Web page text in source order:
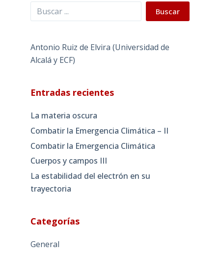
Buscar Buscar
Antonio Ruiz de Elvira (Universidad de
Alcalá y ECF)
Entradas recientes
La materia oscura
Combatir la Emergencia Climática – II
Combatir la Emergencia Climática
Cuerpos y campos III
La estabilidad del electrón en su
trayectoria
Categorías
General